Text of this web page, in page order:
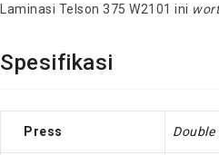
Laminasi Telson 375 W2101 ini
Spesifikasi
Press Double